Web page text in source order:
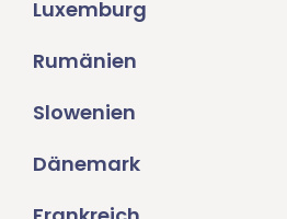
Luxemburg
Rumänien
Slowenien
Dänemark